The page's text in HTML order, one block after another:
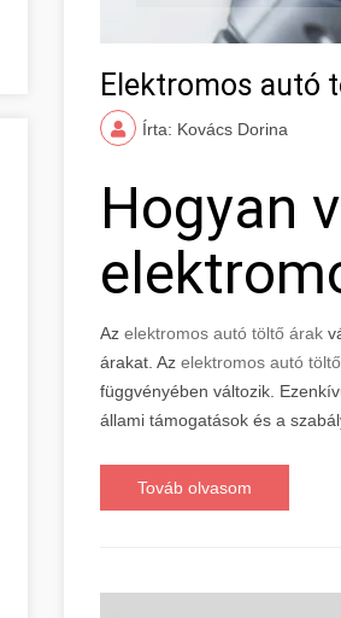
Elektromos autó
Írta: Kovács Dorina
Hogyan
Az elektromos autó töltő árak
árakat. Az elektromos autó
függvényében változik.
állami támogatások és a
Továb olvasom